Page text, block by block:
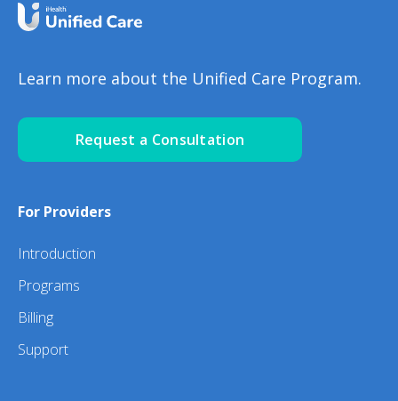
Learn more about the Unified Care Program.
Request a Consultation
For Providers
Introduction
Programs
Billing
Support